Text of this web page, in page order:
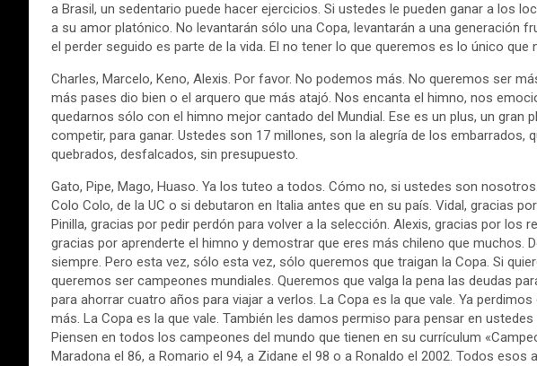
a Brasil, un sedentario puede hacer ejercicios. Si ustedes le pueden ganar a los
a su amor platónico. No levantarán sólo una Copa, levantarán a una generación
el perder seguido es parte de la vida. El no tener lo que queremos es lo único que
Charles, Marcelo, Keno, Alexis. Por favor. No podemos más. No queremos ser
más pases dio bien o el arquero que más atajó. Nos encanta el himno, nos
quedarnos sólo con el himno mejor cantado del Mundial. Ese es un plus, un gran
competir, para ganar. Ustedes son 17 millones, son la alegría de los embarrados,
quebrados, desfalcados, sin presupuesto.
Gato, Pipe, Mago, Huaso. Ya los tuteo a todos. Cómo no, si ustedes son
Colo Colo, de la UC o si debutaron en Italia antes que en su país. Vidal, gracias
Pinilla, gracias por pedir perdón para volver a la selección. Alexis, gracias por los
gracias por aprenderte el himno y demostrar que eres más chileno que muchos.
siempre. Pero esta vez, sólo esta vez, sólo queremos que traigan la Copa. Si
queremos ser campeones mundiales. Queremos que valga la pena las deudas
para ahorrar cuatro años para viajar a verlos. La Copa es la que vale. Ya
más. La Copa es la que vale. También les damos permiso para pensar en
Piensen en todos los campeones del mundo que tienen en su currículum
Maradona el 86, a Romario el 94, a Zidane el 98 o a Ronaldo el 2002. Todos